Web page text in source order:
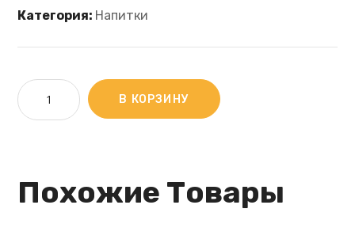
Категория: Напитки
В КОРЗИНУ
Похожие Товары